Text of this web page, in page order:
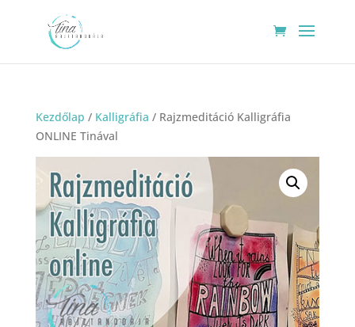
Kezdőlap / Kalligráfia / Rajzmeditáció Kalligráfia
ONLINE Tinával